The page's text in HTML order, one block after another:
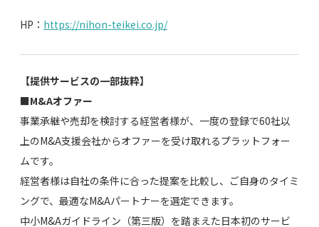
HP： https://nihon-teikei.co.jp/
【提供サービスの一部抜粋】
■M&Aオファー
事業承継や売却を検討する経営者様が、一度の登録で60社以
上のM&A支援会社からオファーを受け取れるプラットフォー
ムです。
経営者様は自社の条件に合った提案を比較し、ご自身のタイミ
ングで、最適なM&Aパートナーを選定できます。
中小M&Aガイドライン（第三版）を踏まえた日本初のサービ